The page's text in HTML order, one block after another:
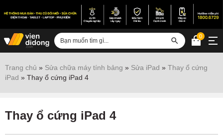
Sửa iPhone
Sửa Vertu
0
Trang chủ » Sửa chữa máy tính bảng » Sửa iPad » Thay ổ cứng
iPad » Thay ổ cứng iPad 4
Thay ổ cứng iPad 4